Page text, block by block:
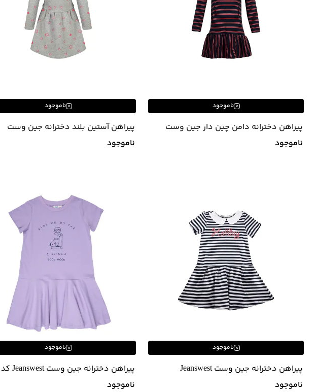
ناموجود
پیراهن دخترانه دامن چین دار جین وست
Jeanswest
ناموجود
ناموجود
پیراهن آستین بلند دخترانه جین وست
Jeanswest
ناموجود
ناموجود
پیراهن دخترانه جین وست Jeanswest
ناموجود
ناموجود
پیراهن دخترانه جین وست Jeanswest کد
12642505
ناموجود